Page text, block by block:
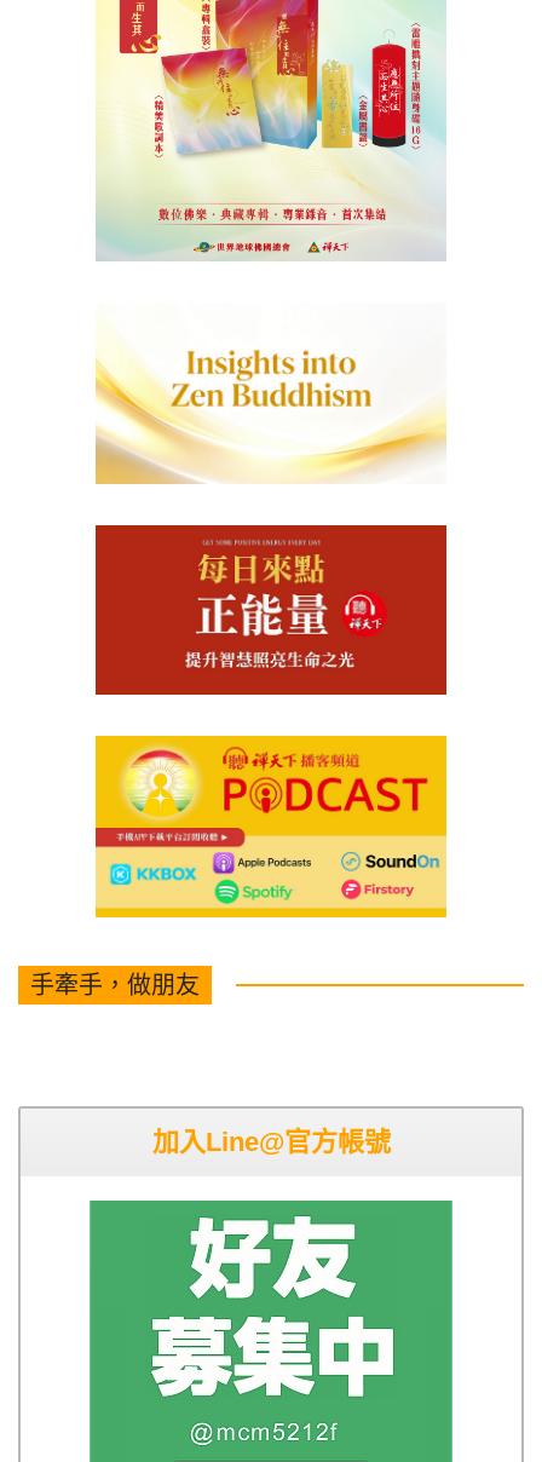
手牽手，做朋友
加入Line@官方帳號